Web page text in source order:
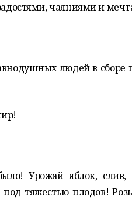
чаяниями и
людей в
Урожай яблок,
тяжестью плодов!